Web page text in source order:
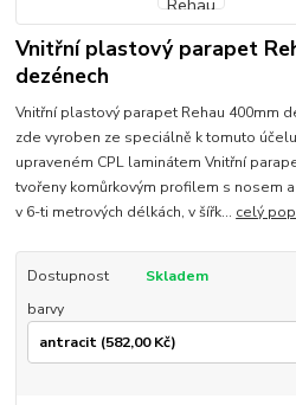
Vnitřní plastový parapet
dezénech
Vnitřní plastový parapet Rehau 400mm
zde vyroben ze speciálně k tomuto
upraveném CPL laminátem Vnitřní
tvořeny komůrkovým profilem s nosem
v 6-ti metrových délkách, v šířk... celý
Dostupnost
Skladem
barvy